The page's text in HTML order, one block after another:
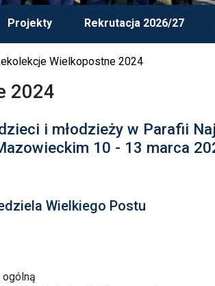
Projekty Rekrutacja 2026/27
Wielkopostne 2024
2024
i młodzieży w Parafii
10 - 13 marca
Wielkiego Postu
ogólną